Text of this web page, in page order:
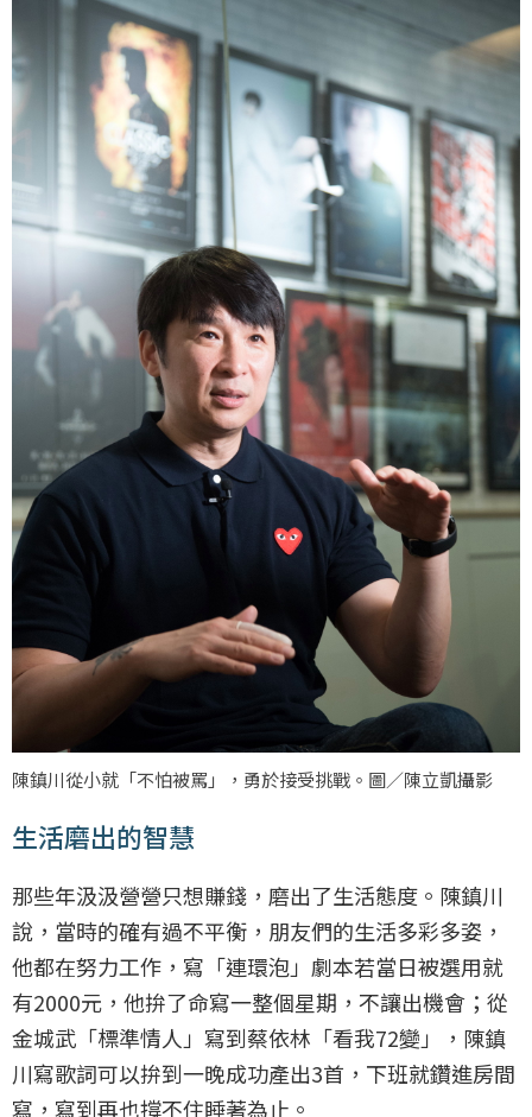
陳鎮川從小就「不怕被罵」，勇於接受挑戰。圖／陳立凱攝影
生活磨出的智慧
那些年汲汲營營只想賺錢，磨出了生活態度。陳鎮川
說，當時的確有過不平衡，朋友們的生活多彩多姿，
他都在努力工作，寫「連環泡」劇本若當日被選用就
有2000元，他拚了命寫一整個星期，不讓出機會；從
金城武「標準情人」寫到蔡依林「看我72變」，陳鎮
川寫歌詞可以拚到一晚成功產出3首，下班就鑽進房間
寫，寫到再也撐不住睡著為止。